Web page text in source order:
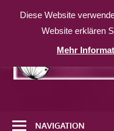
Inhalt
weitereNAVIGATION
Diese Website
Website erklären
Mehr